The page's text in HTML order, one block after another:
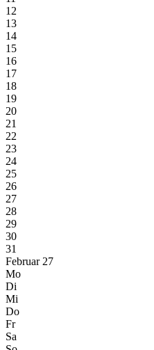
12
13
14
15
16
17
18
19
20
21
22
23
24
25
26
27
28
29
30
31
Februar 27
Mo
Di
Mi
Do
Fr
Sa